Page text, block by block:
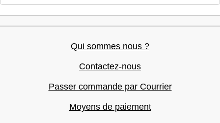
Qui sommes nous ?
Contactez-nous
Passer commande par Courrier
Moyens de paiement